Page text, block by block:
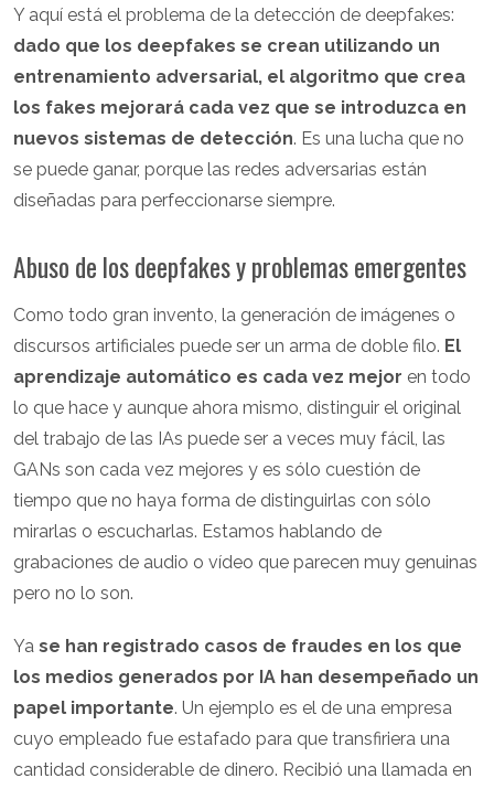
Y aquí está el problema de la detección de deepfakes:
dado que los deepfakes se crean utilizando un
entrenamiento adversarial, el algoritmo que crea
los fakes mejorará cada vez que se introduzca en
nuevos sistemas de detección. Es una lucha que no
se puede ganar, porque las redes adversarias están
diseñadas para perfeccionarse siempre.
Abuso de los deepfakes y problemas emergentes
Como todo gran invento, la generación de imágenes o
discursos artificiales puede ser un arma de doble filo. El
aprendizaje automático es cada vez mejor en todo
lo que hace y aunque ahora mismo, distinguir el original
del trabajo de las IAs puede ser a veces muy fácil, las
GANs son cada vez mejores y es sólo cuestión de
tiempo que no haya forma de distinguirlas con sólo
mirarlas o escucharlas. Estamos hablando de
grabaciones de audio o vídeo que parecen muy genuinas
pero no lo son.
Ya se han registrado casos de fraudes en los que
los medios generados por IA han desempeñado un
papel importante. Un ejemplo es el de una empresa
cuyo empleado fue estafado para que transfiriera una
cantidad considerable de dinero. Recibió una llamada en